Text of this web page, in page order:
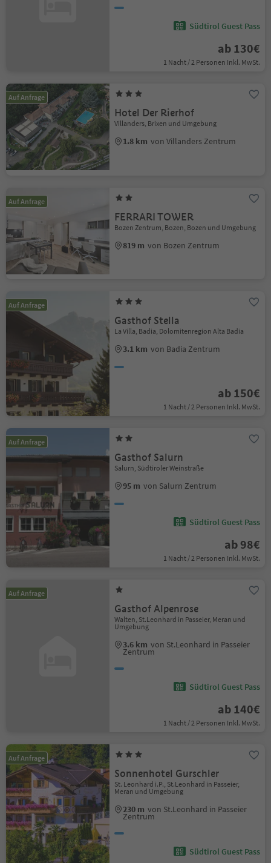
Südtirol Guest Pass
ab 130€
1 Nacht / 2 Personen Inkl. MwSt.
Auf Anfrage
Hotel Der Rierhof
Villanders, Brixen und Umgebung
1.8 km von Villanders Zentrum
Auf Anfrage
FERRARI TOWER
Bozen Zentrum, Bozen, Bozen und Umgebung
819 m von Bozen Zentrum
Auf Anfrage
Gasthof Stella
La Villa, Badia, Dolomitenregion Alta Badia
3.1 km von Badia Zentrum
ab 150€
1 Nacht / 2 Personen Inkl. MwSt.
Auf Anfrage
Gasthof Salurn
Salurn, Südtiroler Weinstraße
95 m von Salurn Zentrum
Südtirol Guest Pass
ab 98€
1 Nacht / 2 Personen Inkl. MwSt.
Auf Anfrage
Gasthof Alpenrose
Walten, St.Leonhard in Passeier, Meran und
Umgebung
3.6 km von St.Leonhard in Passeier
Zentrum
Südtirol Guest Pass
ab 140€
1 Nacht / 2 Personen Inkl. MwSt.
Auf Anfrage
Sonnenhotel Gurschler
St. Leonhard i.P., St.Leonhard in Passeier,
Meran und Umgebung
230 m von St.Leonhard in Passeier
Zentrum
Südtirol Guest Pass